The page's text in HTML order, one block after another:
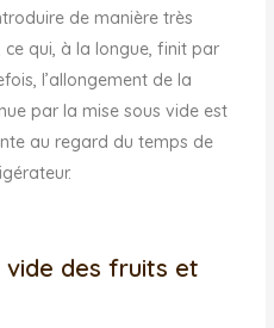
de manière très
qui, à la longue, finit par
l’allongement de la
par la mise sous vide est
au regard du temps de
vide des fruits et